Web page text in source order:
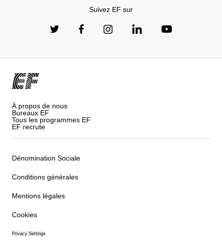
Suivez EF sur
À propos de nous
Bureaux EF
Tous les programmes EF
EF recrute
Dénomination Sociale
Conditions générales
Mentions légales
Cookies
Privacy Settings